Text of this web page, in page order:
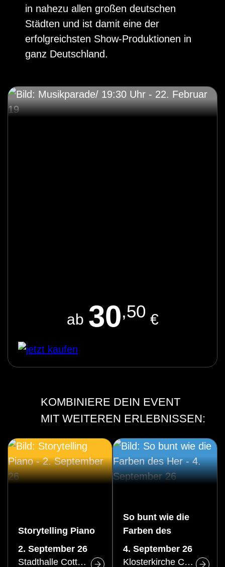
in nahezu allen großen deutschen
Städten und ist damit eine der
erfolgreichsten Show-Produktionen in
ganz Deutschland.
ab 30,50 €
KOMBINIERE DEIN EVENT
MIT WEITEREN ERLEBNISSEN:
Storytelling Piano
2. September 26
Stadthalle Cottbus
So bunt wie die
Farben des
Herbstes
4. September 26
Klosterkirche Cottbus